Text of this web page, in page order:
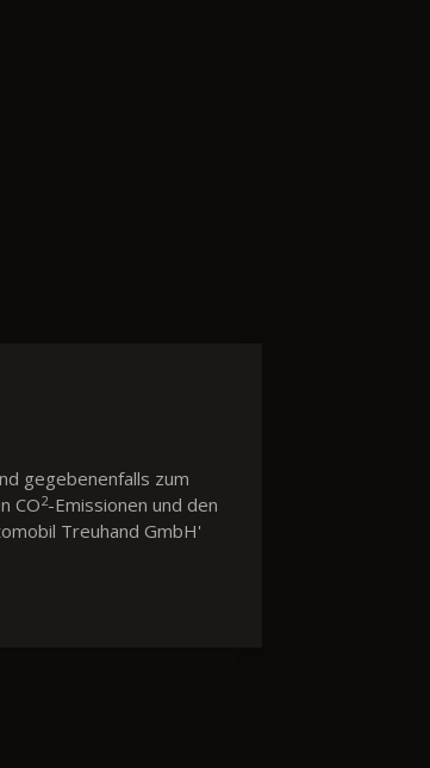
gegebenenfalls zum
CO2-Emissionen und den
Treuhand GmbH'